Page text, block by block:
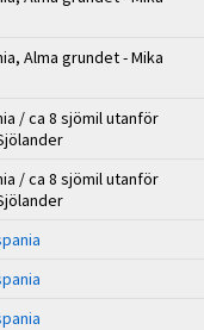
Alma grundet - Mika
/ ca 8 sjömil utanför
/ ca 8 sjömil utanför